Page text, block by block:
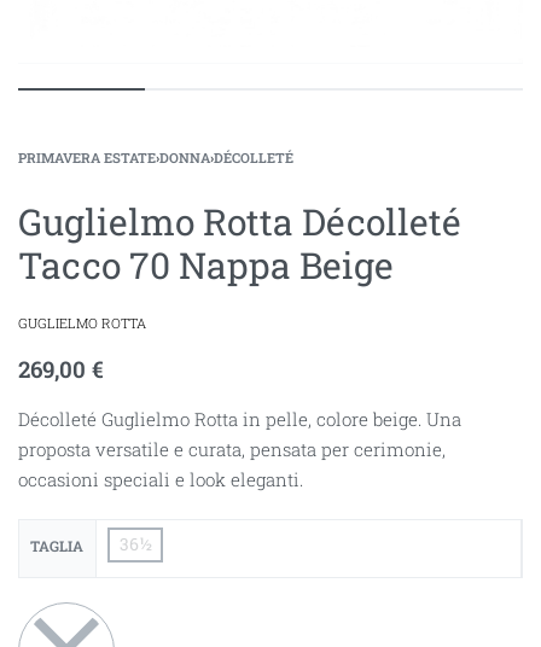
PRIMAVERA ESTATE›DONNA›DÉCOLLETÉ
Guglielmo Rotta Décolleté
Tacco 70 Nappa Beige
GUGLIELMO ROTTA
269,00 €
Décolleté Guglielmo Rotta in pelle, colore beige. Una
proposta versatile e curata, pensata per cerimonie,
occasioni speciali e look eleganti.
TAGLIA 36½